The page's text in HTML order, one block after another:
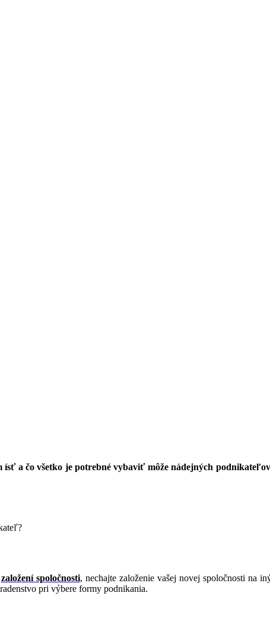
a čo všetko je potrebné vybaviť môže nádejných
založení spoločnosti, nechajte založenie vašej novej spoločnosti na
pri výbere formy podnikania.